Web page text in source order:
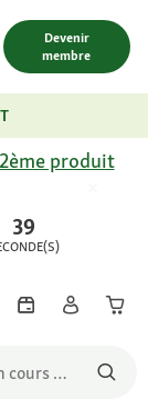
Devenir
membre
39
produit